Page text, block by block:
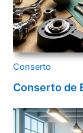
Conserto
Conserto de